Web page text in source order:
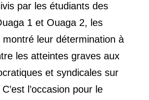
par les étudiants des
1 et Ouaga 2, les
leur détermination à
les atteintes graves aux
et syndicales sur
l’occasion pour le